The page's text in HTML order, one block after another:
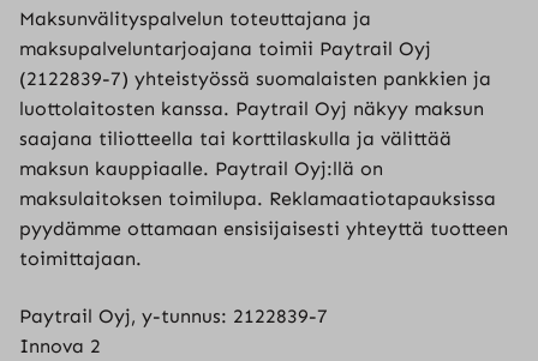
Maksunvälityspalvelun toteuttajana ja
maksupalveluntarjoajana toimii Paytrail Oyj
(2122839-7) yhteistyössä suomalaisten pankkien ja
luottolaitosten kanssa. Paytrail Oyj näkyy maksun
saajana tiliotteella tai korttilaskulla ja välittää
maksun kauppiaalle. Paytrail Oyj:llä on
maksulaitoksen toimilupa. Reklamaatiotapauksissa
pyydämme ottamaan ensisijaisesti yhteyttä tuotteen
toimittajaan.
Paytrail Oyj, y-tunnus: 2122839-7
Innova 2